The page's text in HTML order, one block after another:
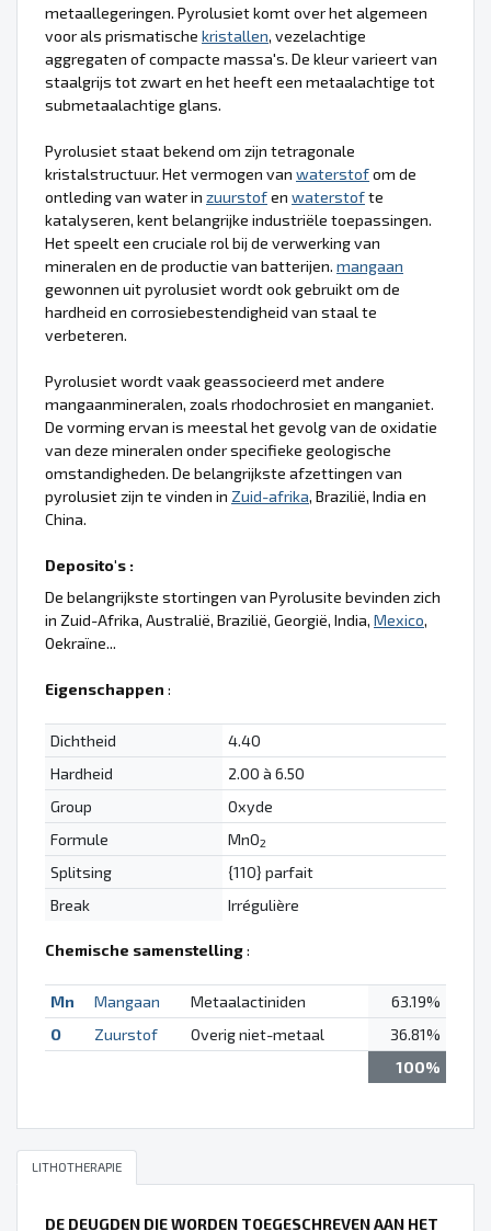
metaallegeringen. Pyrolusiet komt over het algemeen
voor als prismatische kristallen, vezelachtige
aggregaten of compacte massa's. De kleur varieert van
staalgrijs tot zwart en het heeft een metaalachtige tot
submetaalachtige glans.
Pyrolusiet staat bekend om zijn tetragonale
kristalstructuur. Het vermogen van waterstofom de
ontleding van water in zuurstofen waterstofte
katalyseren, kent belangrijke industriële toepassingen.
Het speelt een cruciale rol bij de verwerking van
mineralen en de productie van batterijen. mangaan
gewonnen uit pyrolusiet wordt ook gebruikt om de
hardheid en corrosiebestendigheid van staal te
verbeteren.
Pyrolusiet wordt vaak geassocieerd met andere
mangaanmineralen, zoals rhodochrosiet en manganiet.
De vorming ervan is meestal het gevolg van de oxidatie
van deze mineralen onder specifieke geologische
omstandigheden. De belangrijkste afzettingen van
pyrolusiet zijn te vinden in Zuid-afrika, Brazilië, India en
China.
Deposito's :
De belangrijkste stortingen van Pyrolusite bevinden zich
in Zuid-Afrika, Australië, Brazilië, Georgië, India, Mexico,
Oekraïne...
Eigenschappen :
Dichtheid
4.40
Hardheid
2.00 à 6.50
Group
Oxyde
Formule
MnO2
Splitsing
{110} parfait
Break
Irrégulière
Chemische samenstelling:
Mn Mangaan Metaalactiniden
63.19%
O
Zuurstof Overig niet-metaal
36.81%
100%
LITHOTHERAPIE
DE DEUGDEN DIE WORDEN TOEGESCHREVEN AAN HET